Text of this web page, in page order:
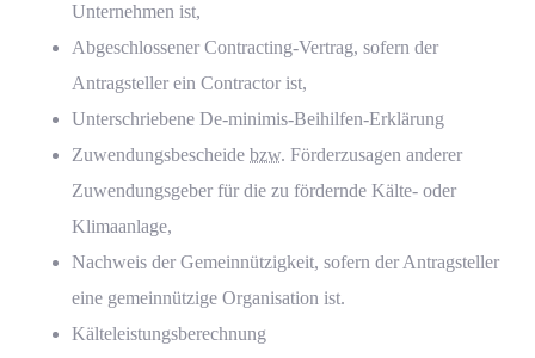
Unternehmen ist,
Abgeschlossener Contracting-Vertrag, sofern der
Antragsteller ein Contractor ist,
Unterschriebene De-minimis-Beihilfen-Erklärung
Zuwendungsbescheide bzw. Förderzusagen anderer
Zuwendungsgeber für die zu fördernde Kälte- oder
Klimaanlage,
Nachweis der Gemeinnützigkeit, sofern der Antragsteller
eine gemeinnützige Organisation ist.
Kälteleistungsberechnung
Ihre Angebotsanfrage in nur 3 Minuten